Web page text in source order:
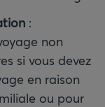
:
non
si vous devez
en raison
ou pour